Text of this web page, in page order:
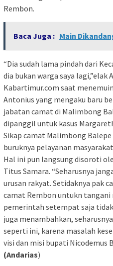
Rembon.
Baca Juga : Main
“Dia sudah lama pindah dari
dia bukan warga saya lagi,”elak
Kabartimur.com saat
Antonius yang mengaku baru
jabatan camat di Malimbong
dipanggil untuk kasus
Sikap camat Malimbong
buruknya pelayanan
Hal ini pun langsung disoroti
Titus Samara. “Seharusnya
urusan rakyat. Setidaknya pak
camat Rembon untukn tangani
pemerintah setempat saja
juga menambahkan,
seperti ini, karena masalah
visi dan misi bupati Nicodemus
(Andarias)